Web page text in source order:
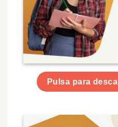
Pulsa para